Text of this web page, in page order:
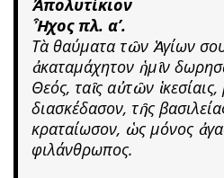
Ἦχος πλ. α’.
Τὰ θαύματα τῶν Ἁγίων
ἀκαταμάχητον ἡμῖν
Θεός, ταῖς αὐτῶν
διασκέδασον, τῆς
κραταίωσον, ὡς μόνος
φιλάνθρωπος.